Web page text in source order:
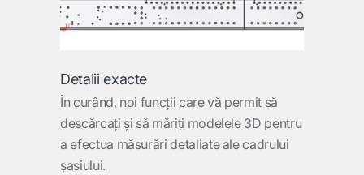
Detalii exacte
În curând, noi funcţii care vă permit să
descărcaţi şi să măriţi modelele 3D pentru
a efectua măsurări detaliate ale cadrului
şasiului.